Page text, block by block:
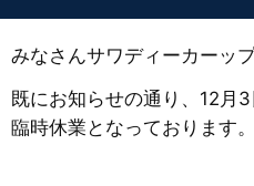
みなさんサワディーカーップ
既にお知らせの通り、12月
臨時休業となっております。